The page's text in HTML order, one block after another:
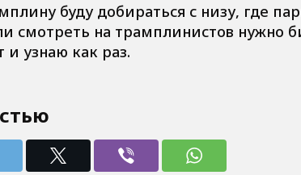
буду добираться с низу, где
смотреть на трамплинистов нужно
и узнаю как раз.